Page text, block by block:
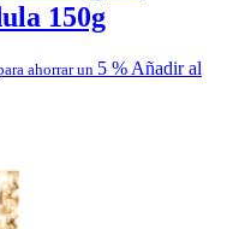
150g
ahorrar un 5 % Añadir al